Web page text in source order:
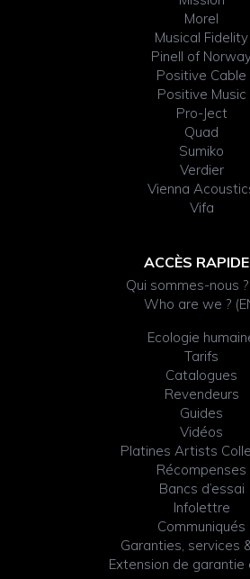
Morel
Musical Fidelity
Pinell of
Positive Cable
Positive Music
Pro-Ject
Quad
Sumiko
Verdier
Vienna
Vifa
ACCÈS
Qui sommes-nous ?
Who are we ?
Ecologie
Tarifs
Catalogues
Revendeurs
Guides
Vidéos
Platines Artists
Récompenses
Bancs d’essai
Infolettre
Communiqués
Garanties, services
Extension de garantie